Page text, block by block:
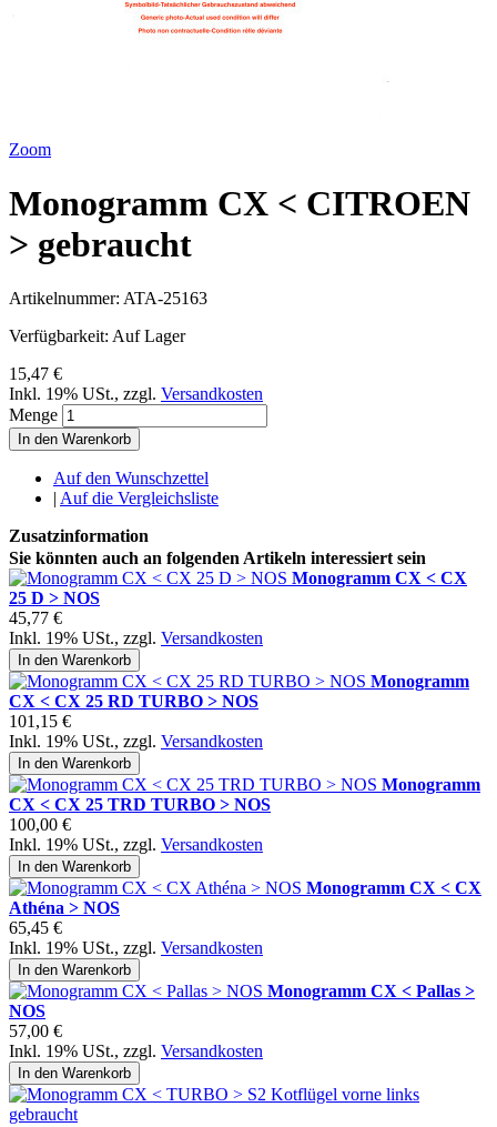
Zoom
Monogramm CX < CITROEN
> gebraucht
Artikelnummer: ATA-25163
Verfügbarkeit: Auf Lager
15,47 €
Inkl. 19% USt., zzgl. Versandkosten
Menge
In den Warenkorb
Auf den Wunschzettel
| Auf die Vergleichsliste
Zusatzinformation
Sie könnten auch an folgenden Artikeln interessiert sein
Monogramm CX < CX
25 D > NOS
45,77 €
Inkl. 19% USt., zzgl. Versandkosten
In den Warenkorb
Monogramm
CX < CX 25 RD TURBO > NOS
101,15 €
Inkl. 19% USt., zzgl. Versandkosten
In den Warenkorb
Monogramm
CX < CX 25 TRD TURBO > NOS
100,00 €
Inkl. 19% USt., zzgl. Versandkosten
In den Warenkorb
Monogramm CX < CX
Athéna > NOS
65,45 €
Inkl. 19% USt., zzgl. Versandkosten
In den Warenkorb
Monogramm CX < Pallas >
NOS
57,00 €
Inkl. 19% USt., zzgl. Versandkosten
In den Warenkorb